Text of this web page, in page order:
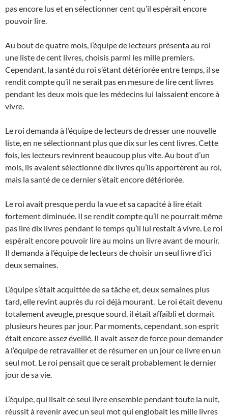
pas encore lus et en sélectionner cent qu’il espérait encore
pouvoir lire.
Au bout de quatre mois, l’équipe de lecteurs présenta au roi
une liste de cent livres, choisis parmi les mille premiers.
Cependant, la santé du roi s’étant détériorée entre temps, il se
rendit compte qu’il ne serait pas en mesure de lire cent livres
pendant les deux mois que les médecins lui laissaient encore à
vivre.
Le roi demanda à l’équipe de lecteurs de dresser une nouvelle
liste, en ne sélectionnant plus que dix sur les cent livres. Cette
fois, les lecteurs revinrent beaucoup plus vite. Au bout d’un
mois, ils avaient sélectionné dix livres qu’ils apportèrent au roi,
mais la santé de ce dernier s’était encore détériorée.
Le roi avait presque perdu la vue et sa capacité à lire était
fortement diminuée. Il se rendit compte qu’il ne pourrait même
pas lire dix livres pendant le temps qu’il lui restait à vivre. Le roi
espérait encore pouvoir lire au moins un livre avant de mourir.
Il demanda à l’équipe de lecteurs de choisir un seul livre d’ici
deux semaines.
L’équipe s’était acquittée de sa tâche et, deux semaines plus
tard, elle revint auprès du roi déjà mourant. Le roi était devenu
totalement aveugle, presque sourd, il était affaibli et dormait
plusieurs heures par jour. Par moments, cependant, son esprit
était encore assez éveillé. Il avait assez de force pour demander
à l’équipe de retravailler et de résumer en un jour ce livre en un
seul mot. Le roi pensait que ce serait probablement le dernier
jour de sa vie.
L’équipe, qui lisait ce seul livre ensemble pendant toute la nuit,
réussit à revenir avec un seul mot qui englobait les mille livres